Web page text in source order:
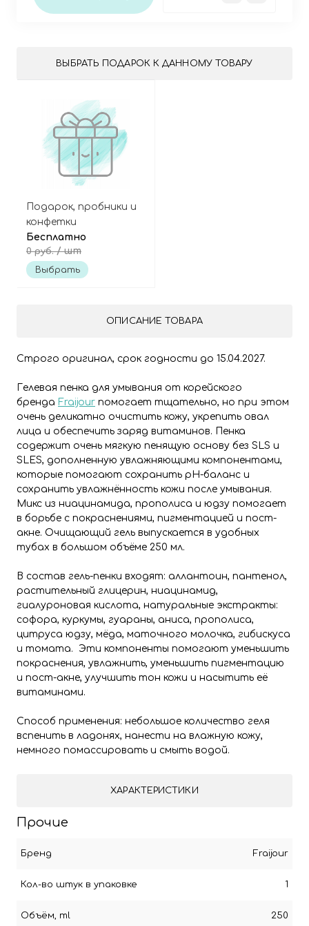
ВЫБРАТЬ ПОДАРОК К ДАННОМУ ТОВАРУ
Подарок, пробники и
конфетки
Бесплатно
0 руб./ шт
Выбрать
ОПИСАНИЕ ТОВАРА
Строго оригинал, срок годности до 15.04.2027.
Гелевая пенка для умывания от корейского
бренда Fraijour помогает тщательно, но при этом
очень деликатно очистить кожу, укрепить овал
лица и обеспечить заряд витаминов. Пенка
содержит очень мягкую пенящую основу без SLS и
SLES, дополненную увлажняющими компонентами,
которые помогают сохранить рН-баланс и
сохранить увлажнённость кожи после умывания.
Микс из ниацинамида, прополиса и юдзу помогает
в борьбе с покраснениями, пигментацией и пост-
акне. Очищающий гель выпускается в удобных
тубах в большом объёме 250 мл.
В состав гель-пенки входят: аллантоин, пантенол,
растительный глицерин, ниацинамид,
гиалуроновая кислота, натуральные экстракты:
софора, куркумы, гуараны, аниса, прополиса,
цитруса юдзу, мёда, маточного молочка, гибискуса
и томата. Эти компоненты помогают уменьшить
покраснения, увлажнить, уменьшить пигментацию
и пост-акне, улучшить тон кожи и насытить её
витаминами.
Способ применения: небольшое количество геля
вспенить в ладонях, нанести на влажную кожу,
немного помассировать и смыть водой.
ХАРАКТЕРИСТИКИ
Прочие
Бренд Fraijour
Кол-во штук в упаковке 1
Объём, ml 250